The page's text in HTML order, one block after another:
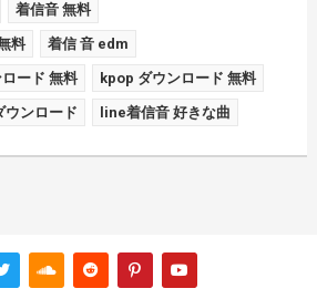
着信音 無料
料 着信 音 edm
ード 無料 kpop ダウンロード 無料
ンロード line着信音 好きな曲